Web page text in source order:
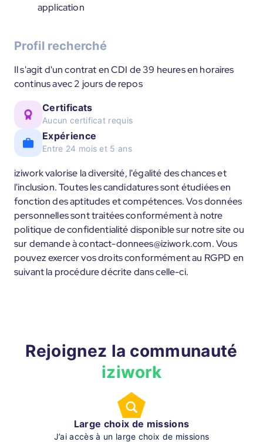
application
Profil recherché
Il s'agit d'un contrat en CDI de 39 heures en horaires
continus avec 2 jours de repos
Certificats
Aucun certificat requis
Expérience
Entre 24 mois et 5 ans
iziwork valorise la diversité, l'égalité des chances et
l'inclusion. Toutes les candidatures sont étudiées en
fonction des aptitudes et compétences. Vos données
personnelles sont traitées conformément à notre
politique de confidentialité disponible sur notre site ou
sur demande à contact-donnees@iziwork.com. Vous
pouvez exercer vos droits conformément au RGPD en
suivant la procédure décrite dans celle-ci.
Rejoignez la communauté
iziwork
Large choix de missions
J’ai accès à un large choix de missions